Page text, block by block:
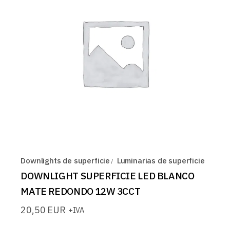
Downlights de superficie Luminarias de superficie
DOWNLIGHT SUPERFICIE LED BLANCO
MATE REDONDO 12W 3CCT
20,50 EUR +IVA